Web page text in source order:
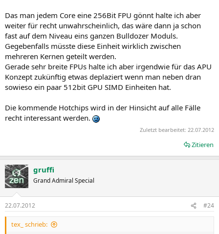
Das man jedem Core eine 256Bit FPU gönnt halte ich aber
weiter für recht unwahrscheinlich, das wäre dann ja schon
fast auf dem Niveau eins ganzen Bulldozer Moduls.
Gegebenfalls müsste diese Einheit wirklich zwischen
mehreren Kernen geteilt werden.
Gerade sehr breite FPUs halte ich aber irgendwie für das APU
Konzept zukünftig etwas deplaziert wenn man neben dran
sowieso ein paar 512bit GPU SIMD Einheiten hat.
Die kommende Hotchips wird in der Hinsicht auf alle Fälle
recht interessant werden.
Zuletzt bearbeitet: 22.07.2012
Zitieren
gruffi
Grand Admiral Special
22.07.2012 #24
tex_ schrieb: